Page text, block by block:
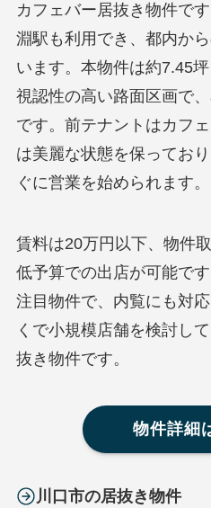
カフェバー居抜き物件で
淵駅も利用でき、都内か
います。本物件は約7.45
視認性の高い路面区画で
です。前テナントはカフ
は美麗な状態を保ってお
ぐに営業を始められます。
賃料は20万円以下、物件
低予算での出店が可能で
注目物件で、内覧にも対
くで小規模店舗を検討し
抜き物件です。
物件詳細
川口市の居抜き物件